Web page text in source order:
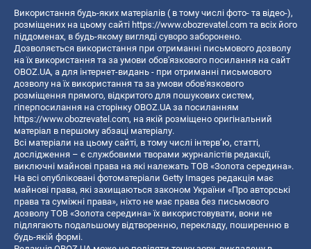
Використання будь-яких матеріалів ( в тому числі фото- та відео-),
розміщених на цьому сайті https://www.obozrevatel.com та всіх його
піддоменах, в будь-якому вигляді суворо заборонено.
Дозволяється використання при отриманні письмового дозволу
на їх використання та за умови обов'язкового посилання на сайт
OBOZ.UA, а для інтернет-видань - при отриманні письмового
дозволу на їх використання та за умови обов'язкового
розміщення прямого, відкритого для пошукових систем,
гіперпосилання на сторінку OBOZ.UA за посиланням
https://www.obozrevatel.com, на якій розміщено оригінальний
матеріал в першому абзаці матеріалу.
Всі матеріали на цьому сайті, в тому числі інтерв’ю, статті,
дослідження – є службовими творами журналістів редакції,
виключні майнові права на які належать ТОВ «Золота середина».
На всі опубліковані фотоматеріали Getty Images редакція має
майнові права, які захищаються законом України «Про авторські
права та суміжні права», ніхто не має права без письмового
дозволу ТОВ «Золота середина» їх використовувати, вони не
підлягають подальшому відтворенню, перекладу, поширенню в
будь-якій формі.